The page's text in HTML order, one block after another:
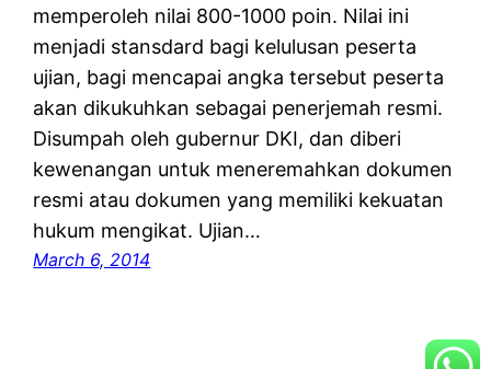
memperoleh nilai 800-1000 poin. Nilai ini
menjadi stansdard bagi kelulusan peserta
ujian, bagi mencapai angka tersebut peserta
akan dikukuhkan sebagai penerjemah resmi.
Disumpah oleh gubernur DKI, dan diberi
kewenangan untuk meneremahkan dokumen
resmi atau dokumen yang memiliki kekuatan
hukum mengikat. Ujian…
March 6, 2014